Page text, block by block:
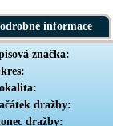
informace
značka:
dražby:
dražby: